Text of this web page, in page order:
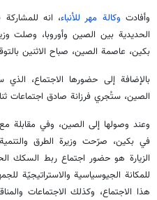
وأفادت وكالة مهر للأنباء، انه
الحديدية بين الصين وأوروبا، وصلت
بكين، عاصمة الصين، صباح الاثنين
بالإضافة إلى حضورها الاجتماع،
الصين، ستُجري فرزانة صادق اجتماعات
وعند وصولها إلى الصين، وفي مقابلة مع
في بكين، صرّحت وزيرة الطرق
الزيارة هو حضور اجتماع ربط السكك
للمكانة الجيوسياسية والاستراتيجيّة
هذا الاجتماع، وكذلك الاجتماعات